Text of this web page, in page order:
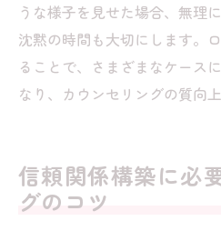
うな様子を見せた場合、無理
沈黙の時間も大切にします。
ることで、さまざまなケース
なり、カウンセリングの質向
信頼関係構築に必
グのコツ